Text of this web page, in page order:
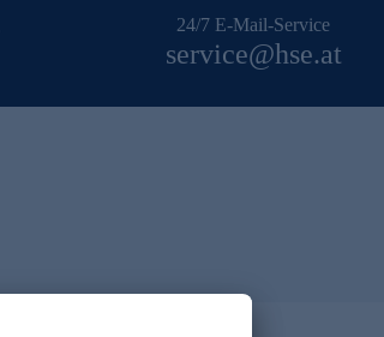
24/7 E-Mail-Service
service@hse.at